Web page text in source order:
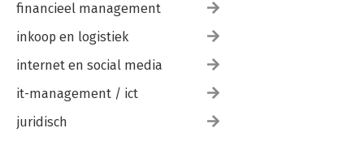
financieel management
inkoop en logistiek
internet en social media
it-management / ict
juridisch